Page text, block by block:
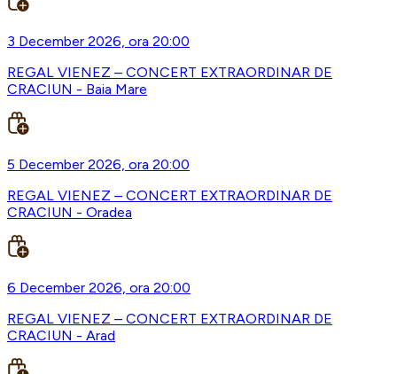
3 December 2026, ora 20:00
REGAL VIENEZ – CONCERT EXTRAORDINAR DE
CRACIUN - Baia Mare
5 December 2026, ora 20:00
REGAL VIENEZ – CONCERT EXTRAORDINAR DE
CRACIUN - Oradea
6 December 2026, ora 20:00
REGAL VIENEZ – CONCERT EXTRAORDINAR DE
CRACIUN - Arad